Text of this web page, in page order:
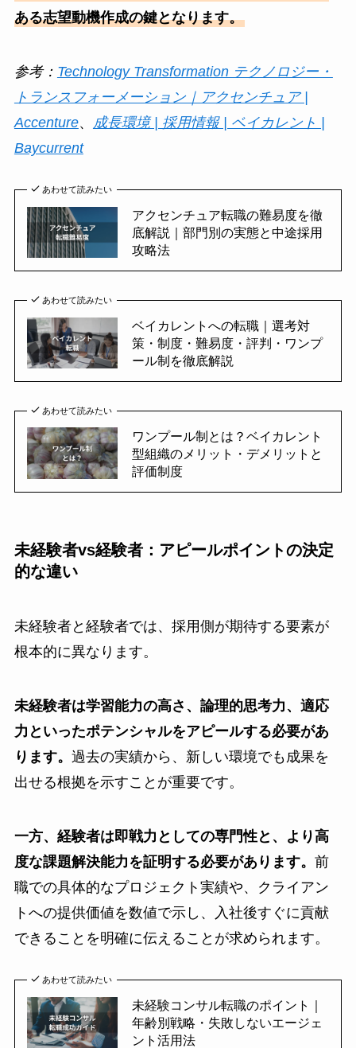
ある志望動機作成の鍵となります。
参考： Technology Transformation テクノロジー・
トランスフォーメーション｜アクセンチュア |
Accenture、 成長環境 | 採用情報 | ベイカレント |
Baycurrent
あわせて読みたい
アクセンチュア転職の難易度を徹
底解説｜部門別の実態と中途採用
攻略法
あわせて読みたい
ベイカレントへの転職｜選考対
策・制度・難易度・評判・ワンプ
ール制を徹底解説
あわせて読みたい
ワンプール制とは？ベイカレント
型組織のメリット・デメリットと
評価制度
未経験者vs経験者：アピールポイントの決定
的な違い
未経験者と経験者では、採用側が期待する要素が
根本的に異なります。
未経験者は学習能力の高さ、論理的思考力、適応
力といったポテンシャルをアピールする必要があ
ります。 過去の実績から、新しい環境でも成果を
出せる根拠を示すことが重要です。
一方、経験者は即戦力としての専門性と、より高
度な課題解決能力を証明する必要があります。 前
職での具体的なプロジェクト実績や、クライアン
トへの提供価値を数値で示し、入社後すぐに貢献
できることを明確に伝えることが求められます。
あわせて読みたい
未経験コンサル転職のポイント｜
年齢別戦略・失敗しないエージェ
ント活用法